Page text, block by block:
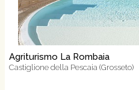
Agriturismo La Rombaia
Castiglione della Pescaia (Grosseto)